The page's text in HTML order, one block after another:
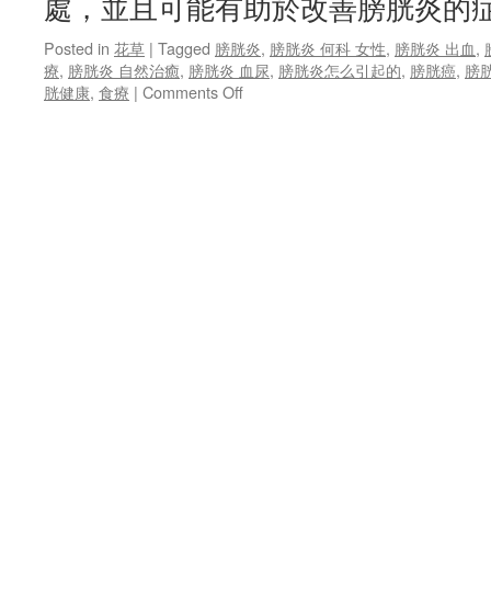
處，並且可能有助於改善膀胱炎的
Posted in 花草 | Tagged 膀胱炎, 膀胱炎 何科 女性, 膀胱炎 出血,
療, 膀胱炎 自然治癒, 膀胱炎 血尿, 膀胱炎怎么引起的, 膀胱癌, 膀
胱健康, 食療 | Comments Offon